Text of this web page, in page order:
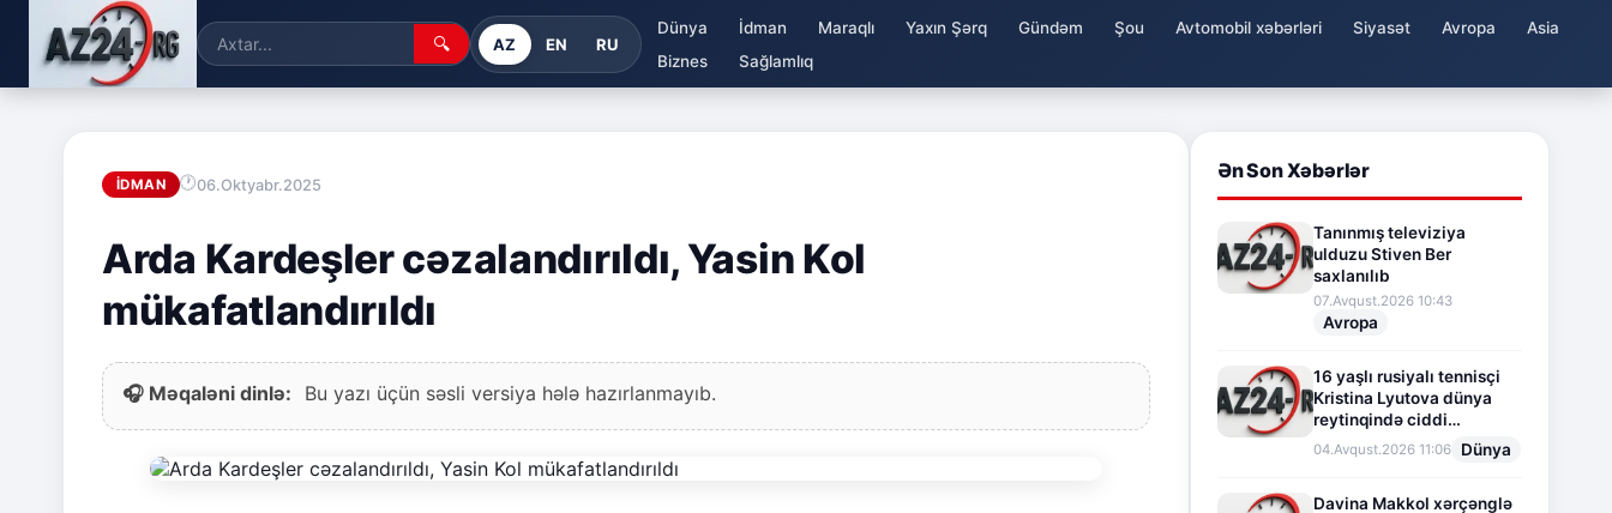
🔍 AZ EN RU
Dünya İdman Maraqlı Yaxın Şərq Gündəm Şou Avtomobil xəbərləri Siyasət Avropa
Asia
Biznes
Sağlamlıq
İDMAN 06.Oktyabr.2025
Arda Kardeşler cəzalandırıldı, Yasin Kol
mükafatlandırıldı
🎧 Məqaləni dinlə: Bu yazı üçün səsli versiya hələ hazırlanmayıb.
Ən Son Xəbərlər
Tanınmış televiziya
ulduzu Stiven Ber
saxlanılıb
07.Avqust.2026 10:43
Avropa
16 yaşlı rusiyalı tennisçi
Kristina Lyutova dünya
reytinqində ciddi
irəliləyişə imza atdı
04.Avqust.2026 11:06 Dünya
Davina Makkol xərçənglə